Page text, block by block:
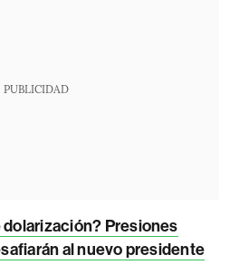
PUBLICIDAD
dolarización? Presiones
al nuevo presidente